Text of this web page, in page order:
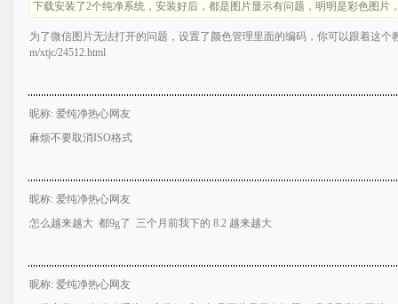
下载安装了2个纯净系统，安装好后，都是图片显示有问题，明明是彩色图片
为了微信图片无法打开的问题，设置了颜色管理里面的编码，你可以跟着这个
m/xtjc/24512.html
昵称: 爱纯净热心网友
麻烦不要取消ISO格式
昵称: 爱纯净热心网友
怎么越来越大 都9g了 三个月前我下的 8.2 越来越大
昵称: 爱纯净热心网友